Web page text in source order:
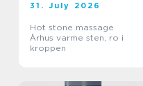
31. July 2026
Hot stone massage
Århus varme sten, ro i
kroppen